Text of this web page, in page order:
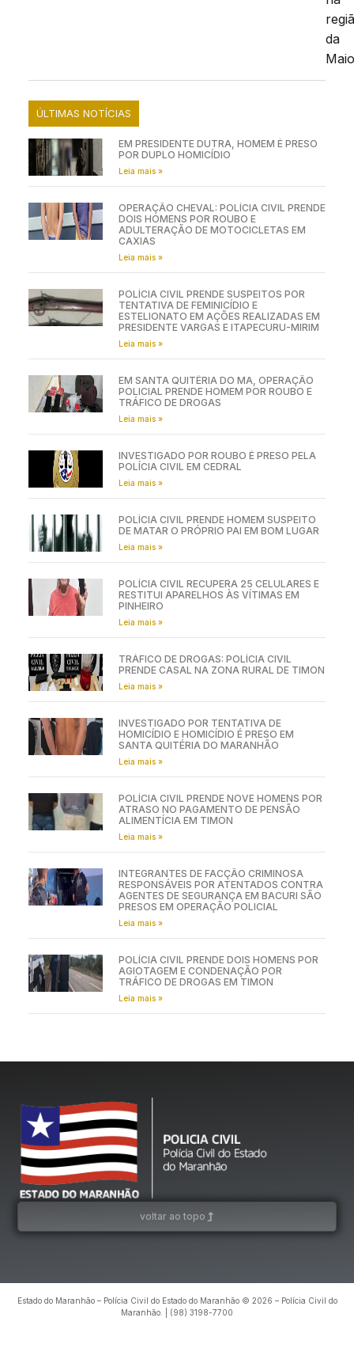
da
ÚLTIMAS NOTÍCIAS
EM PRESIDENTE DUTRA, HOMEM É PRESO
POR DUPLO HOMICÍDIO
Leia mais »
OPERAÇÃO CHEVAL: POLÍCIA CIVIL PRENDE
DOIS HOMENS POR ROUBO E
ADULTERAÇÃO DE MOTOCICLETAS EM
CAXIAS
Leia mais »
POLÍCIA CIVIL PRENDE SUSPEITOS POR
TENTATIVA DE FEMINICÍDIO E
ESTELIONATO EM AÇÕES REALIZADAS EM
PRESIDENTE VARGAS E ITAPECURU-MIRIM
Leia mais »
EM SANTA QUITÉRIA DO MA, OPERAÇÃO
POLICIAL PRENDE HOMEM POR ROUBO E
TRÁFICO DE DROGAS
Leia mais »
INVESTIGADO POR ROUBO É PRESO PELA
POLÍCIA CIVIL EM CEDRAL
Leia mais »
POLÍCIA CIVIL PRENDE HOMEM SUSPEITO
DE MATAR O PRÓPRIO PAI EM BOM LUGAR
Leia mais »
POLÍCIA CIVIL RECUPERA 25 CELULARES E
RESTITUI APARELHOS ÀS VÍTIMAS EM
PINHEIRO
Leia mais »
TRÁFICO DE DROGAS: POLÍCIA CIVIL
PRENDE CASAL NA ZONA RURAL DE TIMON
Leia mais »
INVESTIGADO POR TENTATIVA DE
HOMICÍDIO E HOMICÍDIO É PRESO EM
SANTA QUITÉRIA DO MARANHÃO
Leia mais »
POLÍCIA CIVIL PRENDE NOVE HOMENS POR
ATRASO NO PAGAMENTO DE PENSÃO
ALIMENTÍCIA EM TIMON
Leia mais »
INTEGRANTES DE FACÇÃO CRIMINOSA
RESPONSÁVEIS POR ATENTADOS CONTRA
AGENTES DE SEGURANÇA EM BACURI SÃO
PRESOS EM OPERAÇÃO POLICIAL
Leia mais »
POLÍCIA CIVIL PRENDE DOIS HOMENS POR
AGIOTAGEM E CONDENAÇÃO POR
TRÁFICO DE DROGAS EM TIMON
Leia mais »
voltar ao topo
Estado do Maranhão – Polícia Civil do Estado do Maranhão © 2026 – Polícia Civil do
Maranhão. | (98) 3198-7700